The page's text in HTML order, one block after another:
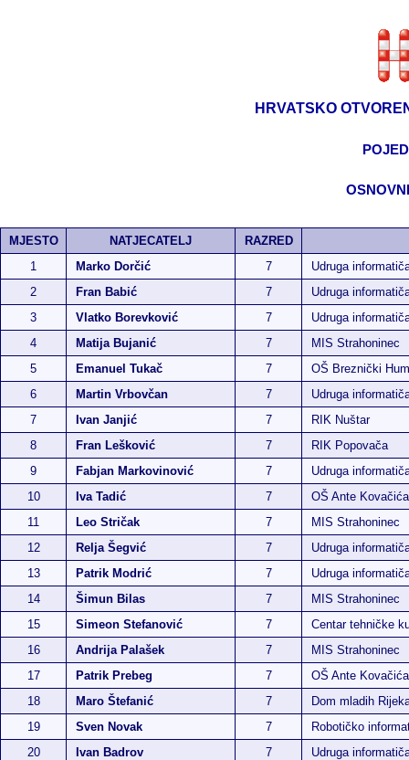
HRVATSKO
MJESTO NATJECATELJ
RAZRED
1
Marko Dorčić 7
Udruga
2
Fran Babić 7
Udruga
3
Vlatko Borevković 7
Udruga
4
Matija Bujanić 7
MIS Strahoninec
5
Emanuel Tukač 7
OŠ Breznički Hum
6
Martin Vrbovčan 7
Udruga
7
Ivan Janjić 7
RIK Nuštar
8
Fran Lešković 7
RIK Popovača
9
Fabjan Markovinović 7
Udruga
10
Iva Tadić 7
OŠ Ante
11
Leo Stričak 7
MIS Strahoninec
12
Relja Šegvić 7
Udruga
13
Patrik Modrić 7
Udruga
14
Šimun Bilas 7
MIS Strahoninec
15
Simeon Stefanović 7
Centar tehničke
16
Andrija Palašek 7
MIS Strahoninec
17
Patrik Prebeg 7
OŠ Ante
18
Maro Štefanić 7
Dom mladih
19
Sven Novak 7
Robotičko
20
Ivan Badrov 7
Udruga